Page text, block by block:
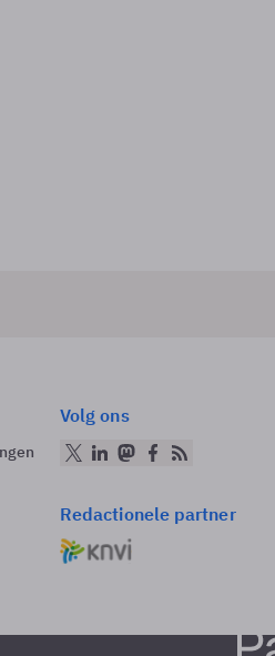
Volg ons
Redactionele partner